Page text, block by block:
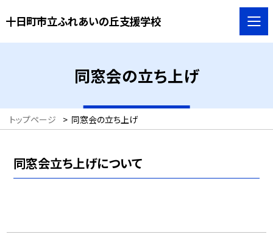
十日町市立ふれあいの丘支援学校
同窓会の立ち上げ
トップページ > 同窓会の立ち上げ
同窓会立ち上げについて